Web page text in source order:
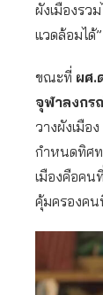
ผังเมืองร
แวดล้อมได้”
ขณะที่ ผศ.
จุฬาลงกร
วางผังเมือ
กำหนดทิศท
เมืองคือคน
คุ้มครองคน